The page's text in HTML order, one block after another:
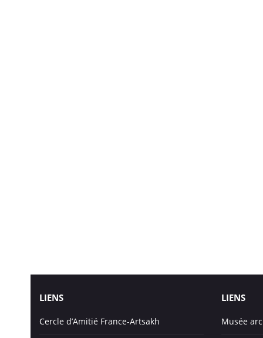
LIENS
Cercle d’Amitié France-Artsakh
LIENS
Musée